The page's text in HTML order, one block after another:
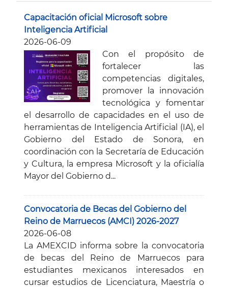
Capacitación oficial Microsoft sobre
Inteligencia Artificial
2026-06-09
Con el propósito de
fortalecer las
competencias digitales,
promover la innovación
tecnológica y fomentar
el desarrollo de capacidades en el uso de
herramientas de Inteligencia Artificial (IA), el
Gobierno del Estado de Sonora, en
coordinación con la Secretaría de Educación
y Cultura, la empresa Microsoft y la oficialía
Mayor del Gobierno d...
Convocatoria de Becas del Gobierno del
Reino de Marruecos (AMCI) 2026-2027
2026-06-08
La AMEXCID informa sobre la convocatoria
de becas del Reino de Marruecos para
estudiantes mexicanos interesados en
cursar estudios de Licenciatura, Maestría o